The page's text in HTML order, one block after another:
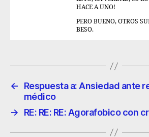
HACE A UNO!
PERO BUENO, OTROS
BESO.
←
Respuesta a: Ansiedad ante
médico
→
RE: RE: RE: Agorafobico con